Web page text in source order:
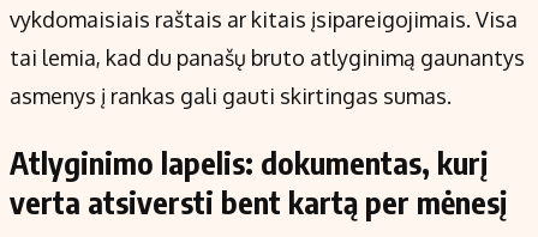
vykdomaisiais raštais ar kitais įsipareigojimais. Visa
tai lemia, kad du panašų bruto atlyginimą gaunantys
asmenys į rankas gali gauti skirtingas sumas.
Atlyginimo lapelis: dokumentas, kurį
verta atsiversti bent kartą per mėnesį